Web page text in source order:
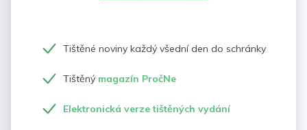
Tištěné noviny každý všední den do schránky
Tištěný magazín PročNe
Elektronická verze tištěných vydání